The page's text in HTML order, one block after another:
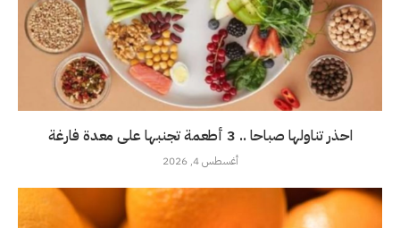
احذر تناولها صباحا .. 3 أطعمة تجنبها على معدة فارغة
أغسطس 4, 2026